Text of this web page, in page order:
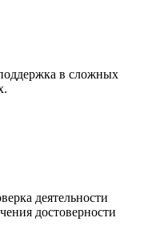
в сложных
деятельности
достоверности